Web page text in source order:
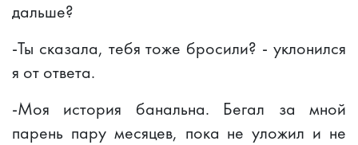
дальше?
-Ты сказала, тебя тоже бросили? - уклонился
я от ответа.
-Моя история банальна. Бегал за мной
парень пару месяцев, пока не уложил и не